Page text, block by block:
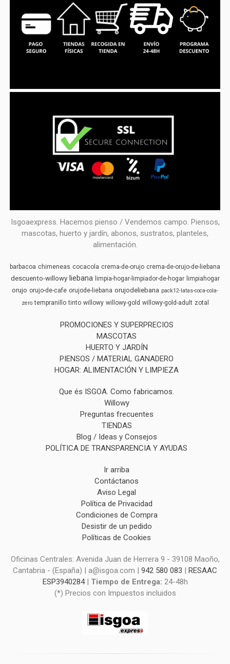
Isgoaexpress. Hacemos pienso / Vendemos campo. Piensos,
mascotas, huerto y jardín, abonos, sustratos, planteles,
alimentación.
barbacoa chimeneas cocacola crema-de-orujo crema-de-orujo-de-liebana
descuento-willowy liebana limpia-hogar-limpiador-de-hogar limpiahogar
orujo orujo-de-cafe orujode-liebana orujodeliebana pack12-latas-coca-cola-
zero tempranillo tinto willowy willowy-gold willowy-gold-adult zotal
PROMOCIONES Y SUPERPRECIOS
MASCOTAS
HUERTO Y JARDÍN
PIENSOS / MATERIAL GANADERO
HOGAR: ALIMENTACIÓN Y LIMPIEZA
Que és ISGOA. Como fabricamos.
Willowy
Preguntas frecuentes
TIENDAS
Blog / Ideas y Consejos
POLÍTICA DE TRANSPARENCIA Y AYUDAS
Ir arriba
Contáctanos
Aviso Legal
Política de Privacidad
Condiciones de Compra
Desistir de un pedido
Políticas de Cookies
Oficinas Centrales: Avenida Juan de Herrera 9 - 39108 Maoño,
Cantabria - (España) | a@isgoa.com | 942 580 083
RESAAC
ESP3940284| Tiempo de Entrega: 24-48h
(*) Precios con Impuestos incluidos